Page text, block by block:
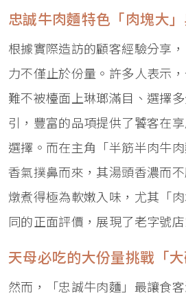
忠誠牛肉麵特色「肉塊大」
根據實際造訪的顧客經驗分享
力不僅止於份量。許多人表示
難不被檯面上琳瑯滿目、選擇
引，豐富的品項提供了饕客在
選擇。而在主角「半筋半肉牛
香氣撲鼻而來，其湯頭香濃而
燉煮得極為軟嫩入味，尤其「
同的正面評價，展現了老字號店
天母必吃的大份量挑戰「大
然而，「忠誠牛肉麵」最讓食